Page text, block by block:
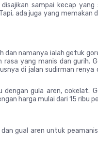
sampai kecap yang
ada juga yang memakan
dan namanya ialah getuk
yang manis dan gurih.
di jalan sudirman renya
gula aren, cokelat.
harga mulai dari 15 ribu
gual aren untuk